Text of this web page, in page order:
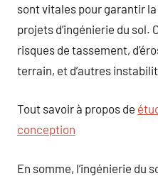
sont vitales pour garantir
projets d’ingénierie du sol.
risques de tassement,
terrain, et d’autres
Tout savoir à propos de
conception
En somme, l’ingénierie du